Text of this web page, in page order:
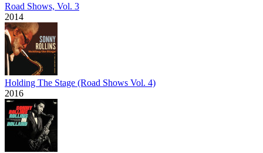
Road Shows, Vol. 3
2014
Holding The Stage (Road Shows Vol. 4)
2016